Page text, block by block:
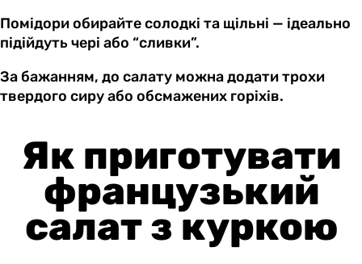
Помідори обирайте солодкі та щільні — ідеально
підійдуть чері або “сливки”.
За бажанням, до салату можна додати трохи
твердого сиру або обсмажених горіхів.
Як приготувати
французький
салат з куркою